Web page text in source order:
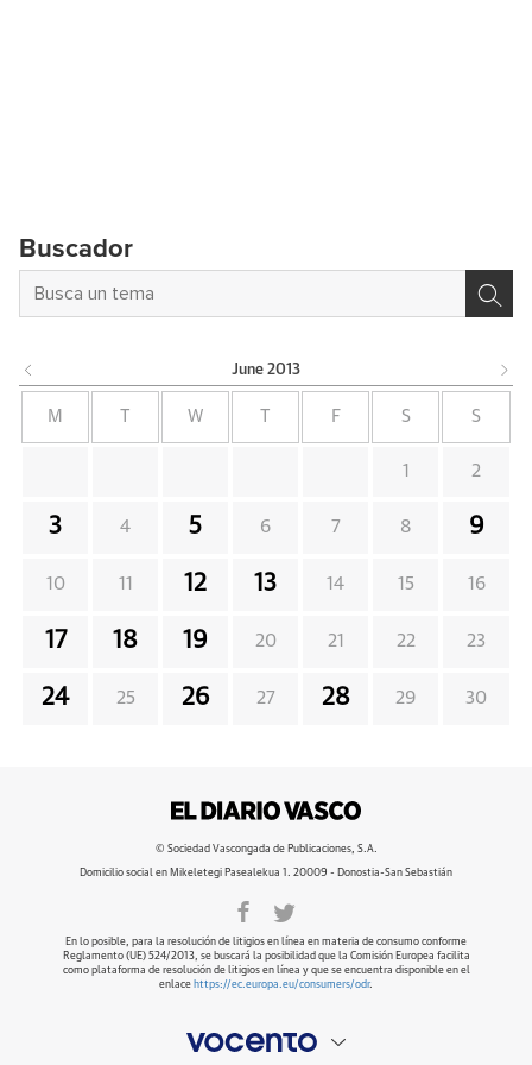
Buscador
June 2013
M W F S S
1 2
3 4 5 6 7 8 9
10 11 12 13 14 15 16
17 18 19 20 21 22 23
24 25 26 27 28 29 30
© Sociedad Vascongada de Publicaciones, S.A.
Domicilio social en Mikeletegi Pasealekua 1. 20009 - Donostia-San Sebastián
En lo posible, para la resolución de litigios en línea en materia de consumo conforme
Reglamento (UE) 524/2013, se buscará la posibilidad que la Comisión Europea facilita
como plataforma de resolución de litigios en línea y que se encuentra disponible en el
enlace https://ec.europa.eu/consumers/odr.